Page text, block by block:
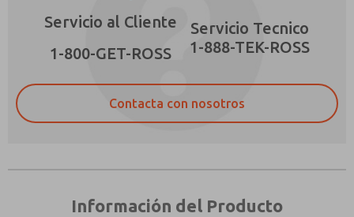
Servicio al Cliente
1-800-GET-ROSS
Servicio Tecnico
1-888-TEK-ROSS
Contacta con nosotros
Información del Producto
solicitud. Al enviar el formulario de contacto,
acepto el procesamiento.